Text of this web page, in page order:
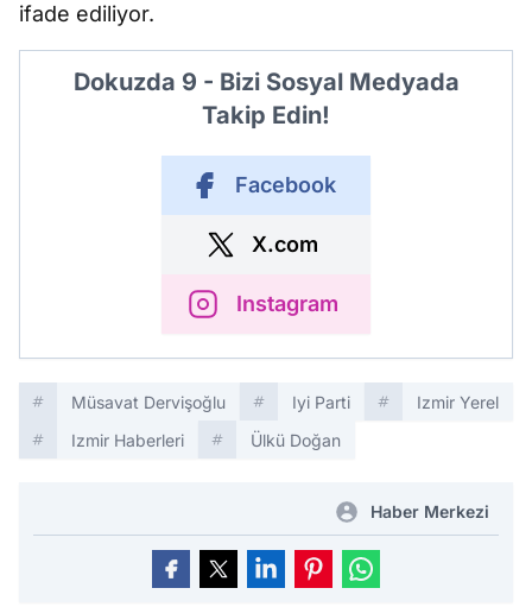
ifade ediliyor.
Dokuzda 9 - Bizi Sosyal Medyada
Takip Edin!
Facebook
X.com
Instagram
Müsavat Dervişoğlu Iyi Parti
Izmir Yerel
Izmir Haberleri
Ülkü Doğan
Haber Merkezi